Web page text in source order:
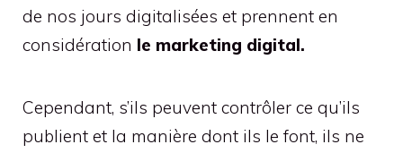
de nos jours digitalisées et prennent en
considération le marketing digital.
Cependant, s’ils peuvent contrôler ce qu’ils
publient et la manière dont ils le font, ils ne